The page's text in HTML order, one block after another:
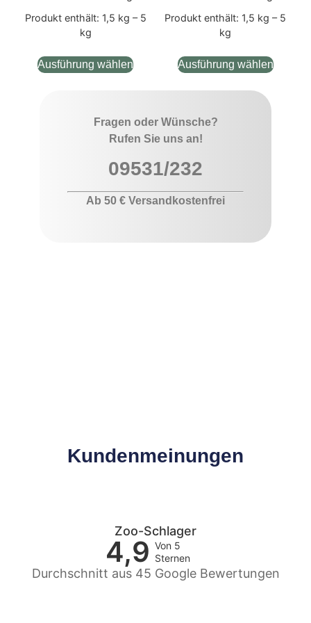
Produkt enthält: 1,5 kg – 5
kg
Ausführung wählen
Produkt enthält: 1,5 kg – 5
kg
Ausführung wählen
Fragen oder Wünsche?
Rufen Sie uns an!
09531/232
Ab 50 € Versandkostenfrei
Kundenmeinungen
Zoo-Schlager
4,9 Von 5
Sternen
Durchschnitt aus 45 Google Bewertungen